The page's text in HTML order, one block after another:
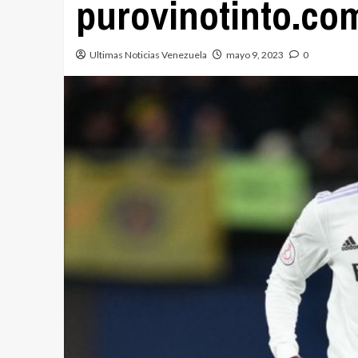
Ultimas Noticias Venezuela mayo 9, 2023 0